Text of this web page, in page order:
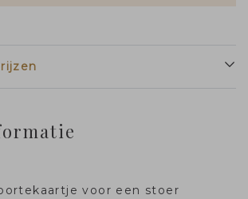
voor een stoer